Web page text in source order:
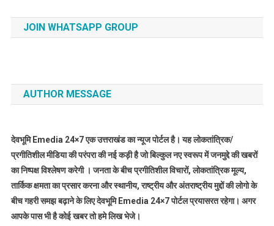
JOIN WHATSAPP GROUP
AUTHOR MESSAGE
देवभूमि Emedia 24×7 एक उत्तराखंड का न्यूज पोर्टल है। यह लोकतांत्रिक/
प्रगीतिशील मीडिया की परंपरा की नई कड़ी है जो बिल्कुल नए स्वरूप में जनमुद्दे की खबरों
का निष्पक्ष विश्लेषण करेगी । जनता के बीच प्रगीतिशील विचारों, लोकतांत्रिक मूल्य,
तार्किक क्षमता का प्रसार करना और स्थानीय, राष्ट्रीय और अंतराष्ट्रीय मुद्दों की लोगो के
बीच गहरी समझ बढ़ाने के लिए देवभूमि Emedia 24×7 पोर्टल प्रयासरत रहेगा। अगर
आपके पास भी है कोई खबर तो हमे लिख भेजे।